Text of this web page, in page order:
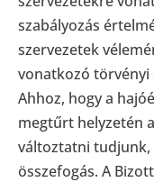
szabályozás
szervezetek
vonatkozó törvényi
Ahhoz, hogy a
megtűrt helyzetén
változtatni tudjunk,
összefogás. A